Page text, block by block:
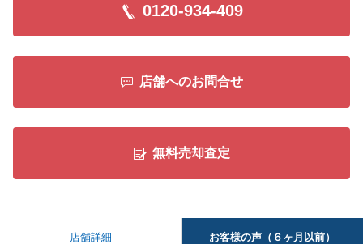
0120-934-409
店舗へのお問合せ
無料売却査定
店舗詳細 お客様の声（６ヶ月以前）